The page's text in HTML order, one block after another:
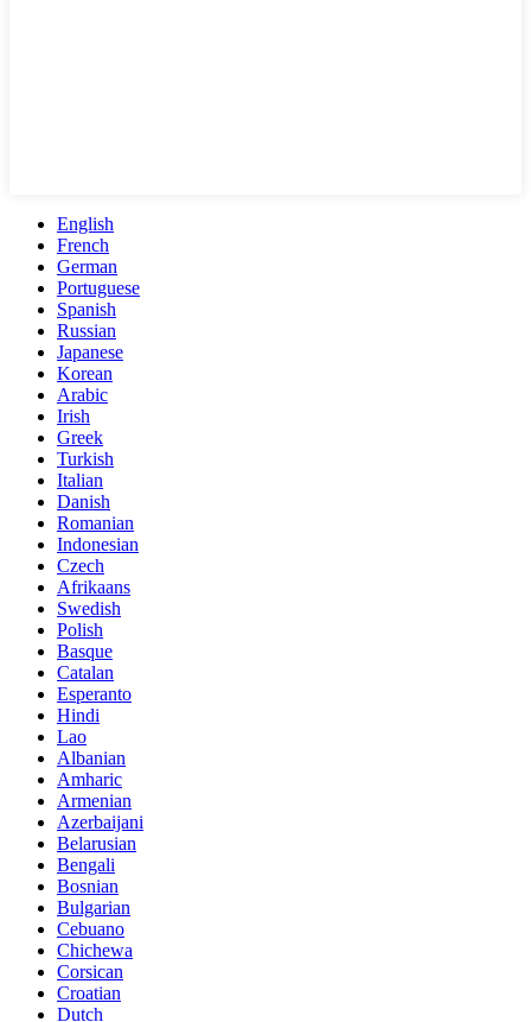
English
French
German
Portuguese
Spanish
Russian
Japanese
Korean
Arabic
Irish
Greek
Turkish
Italian
Danish
Romanian
Indonesian
Czech
Afrikaans
Swedish
Polish
Basque
Catalan
Esperanto
Hindi
Lao
Albanian
Amharic
Armenian
Azerbaijani
Belarusian
Bengali
Bosnian
Bulgarian
Cebuano
Chichewa
Corsican
Croatian
Dutch